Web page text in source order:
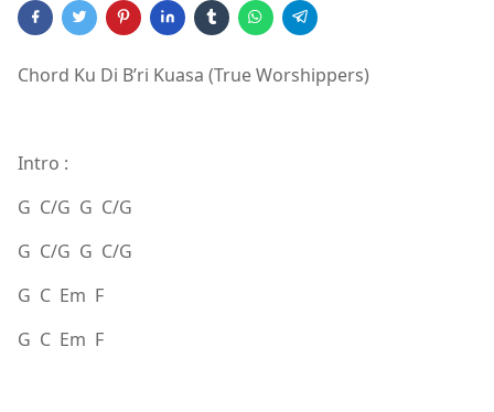
Chord Ku Di B’ri Kuasa (True Worshippers)
Intro :
G C/G G C/G
G C/G G C/G
G C Em F
G C Em F